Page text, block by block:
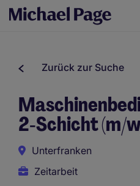
Zurück zur Suche
2‑Schicht (m/
Unterfranken
Zeitarbeit